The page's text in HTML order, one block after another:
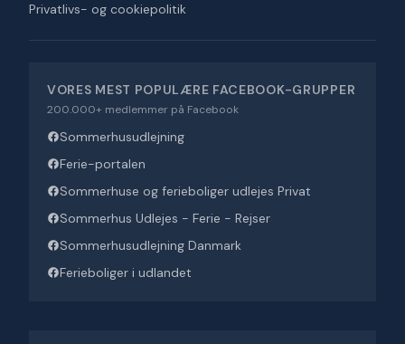
Privatlivs- og cookiepolitik
VORES MEST POPULÆRE FACEBOOK-GRUPPER
200.000+ medlemmer på Facebook
Sommerhusudlejning
Ferie-portalen
Sommerhuse og ferieboliger udlejes Privat
Sommerhus Udlejes - Ferie - Rejser
Sommerhusudlejning Danmark
Ferieboliger i udlandet